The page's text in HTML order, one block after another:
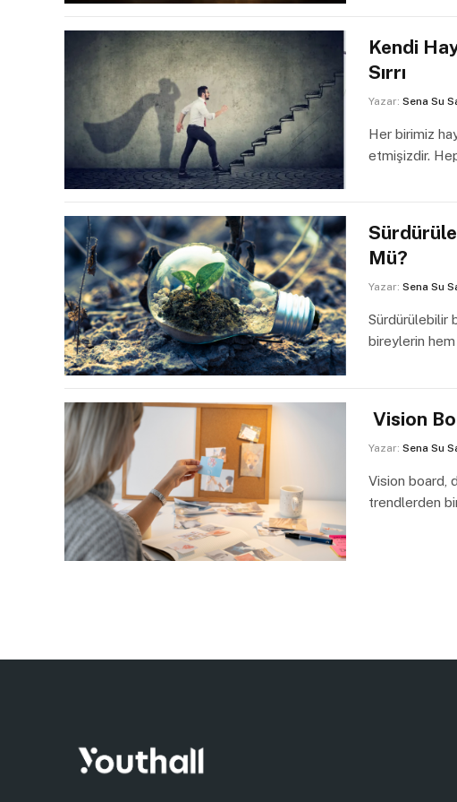
Kendi
Sırrı
Yazar: Sena Su
Her birimiz
etmişizdir.
Mü?
Yazar: Sena Su
Sürdürülebilir
bireylerin
Vision
Yazar: Sena Su
Vision board,
trendlerden